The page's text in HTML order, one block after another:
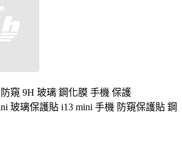
防窺 9H 玻璃 鋼化膜 手機 保護
玻璃保護貼 i13 mini 手機 防窺保護貼 鋼